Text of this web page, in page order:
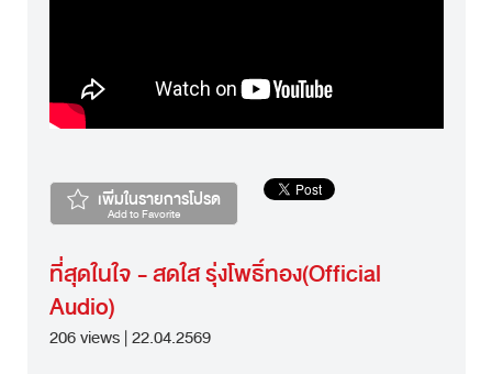
เพิ่มในรายการโปรด
Add to Favorite
ที่สุดในใจ - สดใส รุ่งโพธิ์ทอง(Official
Audio)
206 views | 22.04.2569